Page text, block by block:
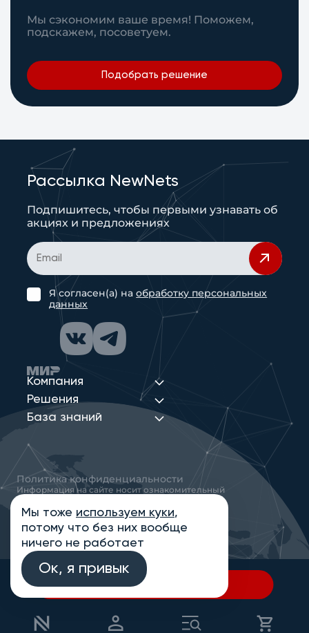
В спецификацию
Мы сэкономим ваше время! Поможем,
подскажем, посоветуем.
Подобрать решение
Компания
Решения
База знаний
Рассылка NewNets
Подпишитесь, чтобы первыми узнавать об
акциях и предложениях
Я согласен(а) наобработку персональных
данных
Политика конфиденциальности
Информация на сайте носит ознакомительный
характер и не является публичной офертой,
определяемой положениями статьи 437
Гражданского кодекса РФ
© 2013-2026 Новые Сети Интеграция
Мы тоже используем куки,
потому что без них вообще
ничего не работает
Ок, я привык